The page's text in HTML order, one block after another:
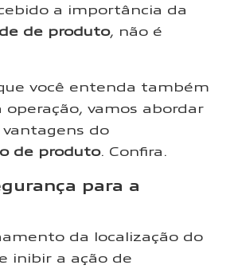
a importância da
de produto, não é
você entenda também
operação, vamos abordar
do
de produto. Confira.
para a
da localização do
inibir a ação de